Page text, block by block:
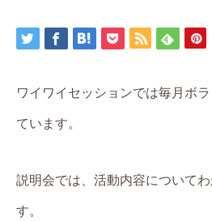
ワイワイセッションでは毎月ボ
ています。
説明会では、活動内容について
す。
ご支援のお願い
アクセス